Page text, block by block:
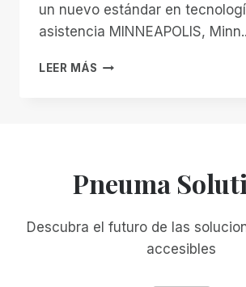
un nuevo estándar en
asistencia MINNEAPOLIS,
LEER MÁS COMUNICADO
EN
CON
Pneuma
Descubra el futuro de las
accesibles